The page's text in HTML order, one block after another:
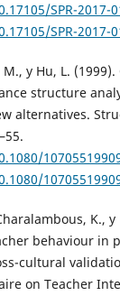
SPR-2017-
SPR-2017-
M., y Hu, L.
structure
alternatives.
K.,
behaviour in
cultural
on Teacher